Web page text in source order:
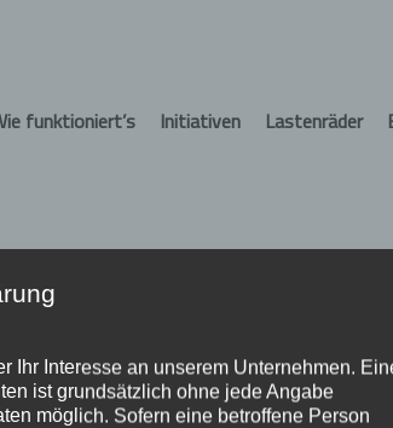
funktioniert’s Initiativen Lastenräder
unter anderem die Chance verschiedene
Modelle beantworten. Da im Mittelpunkt
Neigetechnik.
Ihr Interesse an unserem Unternehmen.
ist grundsätzlich ohne jede Angabe
möglich. Sofern eine betroffene Person